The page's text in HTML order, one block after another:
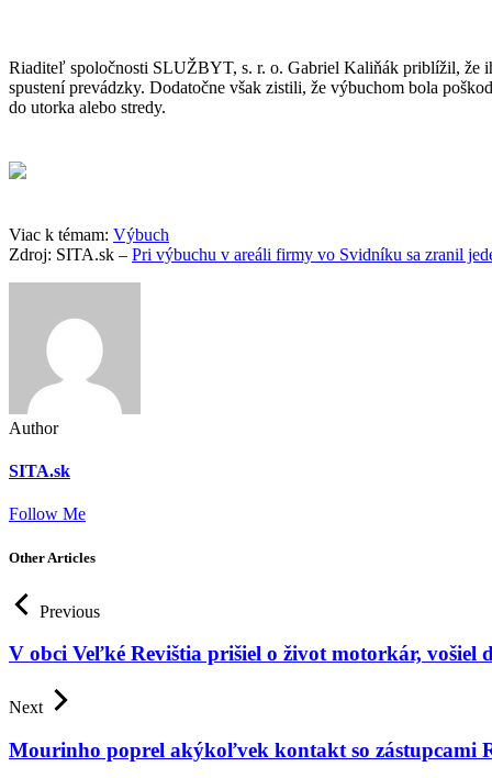
Riaditeľ spoločnosti SLUŽBYT, s. r. o. Gabriel Kaliňák priblížil, že
spustení prevádzky. Dodatočne však zistili, že výbuchom bola
do utorka alebo stredy.
Viac k témam: Výbuch
Zdroj: SITA.sk – Pri výbuchu v areáli firmy vo Svidníku sa zranil
Author
SITA.sk
Follow Me
Other Articles
Previous
V obci Veľké Revištia prišiel o život motorkár, vošiel
Next
Mourinho poprel akýkoľvek kontakt so zástupcami